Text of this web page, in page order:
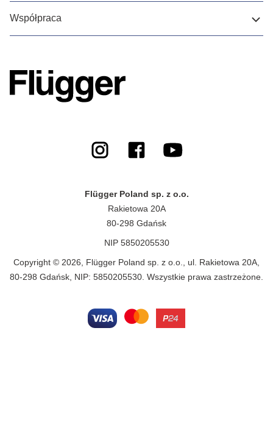
Współpraca
Flügger Poland sp. z o.o.
Rakietowa 20A
80-298 Gdańsk
NIP 5850205530
Copyright © 2026, Flügger Poland sp. z o.o., ul. Rakietowa 20A,
80-298 Gdańsk, NIP: 5850205530. Wszystkie prawa zastrzeżone.